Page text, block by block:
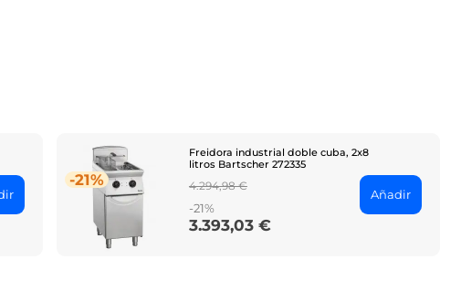
-21%
Freidora industrial doble cuba, 2x8
litros Bartscher 272335
Regular
price
4.294,98 €
-21%
Price
3.393,03 €
Añadir